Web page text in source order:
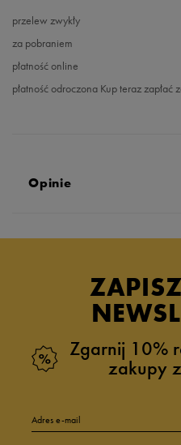
przelew zwykły
za pobraniem
płatność online
płatność odroczona Kup teraz zapłać
Opinie
zebranych i
4
Zgarnij 10%
zakupy
Adres e-mail